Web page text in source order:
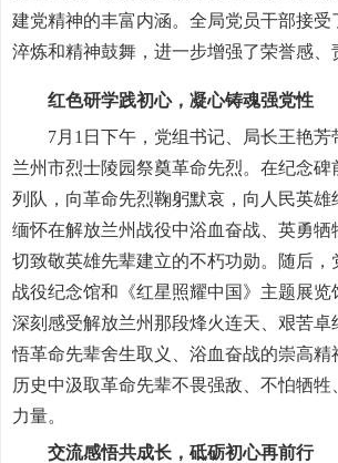
建党精神的丰富内涵。全局党员干部接受
淬炼和精神鼓舞，进一步增强了荣誉感、
红色研学践初心，凝心铸魂强党性
7月1日下午，党组书记、局长王艳芳
兰州市烈士陵园祭奠革命先烈。在纪念碑
列队，向革命先烈鞠躬默哀，向人民英雄
缅怀在解放兰州战役中浴血奋战、英勇牺
切致敬英雄先辈建立的不朽功勋。随后，
战役纪念馆和《红星照耀中国》主题展览
深刻感受解放兰州那段烽火连天、艰苦卓
悟革命先辈舍生取义、浴血奋战的崇高精
历史中汲取革命先辈不畏强敌、不怕牺牲
力量。
交流感悟共成长，砥砺初心再前行